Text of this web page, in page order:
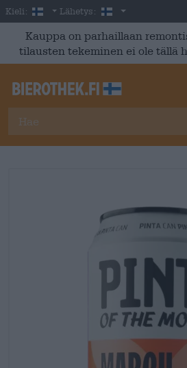
Skip to main content
Kieli: Finnish
Lähetys: Suomi
Kauppa on parhaillaan
tilausten tekeminen ei ole tällä